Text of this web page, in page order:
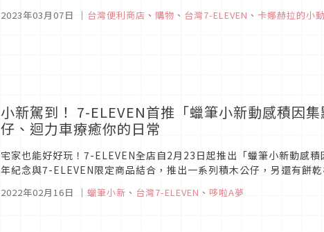
2023年03月07日 ｜ 台灣便利商店 、 購物 、 台灣7-ELEVEN 、 卡娜赫拉的小
小新駕到！ 7-ELEVEN首推「蠟筆小新動感積因
仔、迴力車療癒你的日常
宅家也能好好玩！7-ELEVEN全店自2月23日起推出「蠟筆小新動感
年紀念與7-ELEVEN限定商品結合，推出一系列積木公仔，另還有餅
2022年02月16日 ｜ 蠟筆小新 、 台灣7-ELEVEN 、 哆啦A夢